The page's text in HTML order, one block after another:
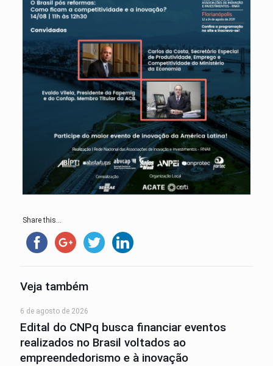
Share this...
Veja também
6 de agosto de 2026
Edital do CNPq busca financiar eventos
realizados no Brasil voltados ao
empreendedorismo e à inovação